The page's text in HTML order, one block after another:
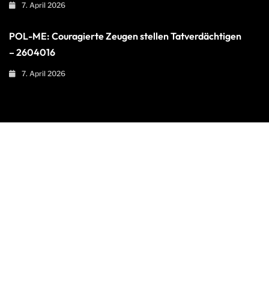
7. April 2026
POL-ME: Couragierte Zeugen stellen Tatverdächtigen
– 2604016
7. April 2026